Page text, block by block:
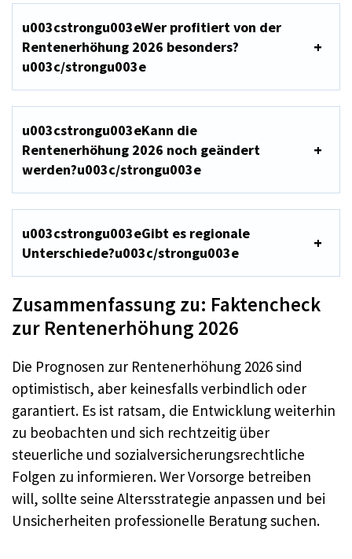
u003cstrongu003eWer profitiert von der
Rentenerhöhung 2026 besonders?
u003c/strongu003e
u003cstrongu003eKann die
Rentenerhöhung 2026 noch geändert
werden?u003c/strongu003e
u003cstrongu003eGibt es regionale
Unterschiede?u003c/strongu003e
Zusammenfassung zu: Faktencheck
zur Rentenerhöhung 2026
Die Prognosen zur Rentenerhöhung 2026 sind
optimistisch, aber keinesfalls verbindlich oder
garantiert. Es ist ratsam, die Entwicklung weiterhin
zu beobachten und sich rechtzeitig über
steuerliche und sozialversicherungsrechtliche
Folgen zu informieren. Wer Vorsorge betreiben
will, sollte seine Altersstrategie anpassen und bei
Unsicherheiten professionelle Beratung suchen.